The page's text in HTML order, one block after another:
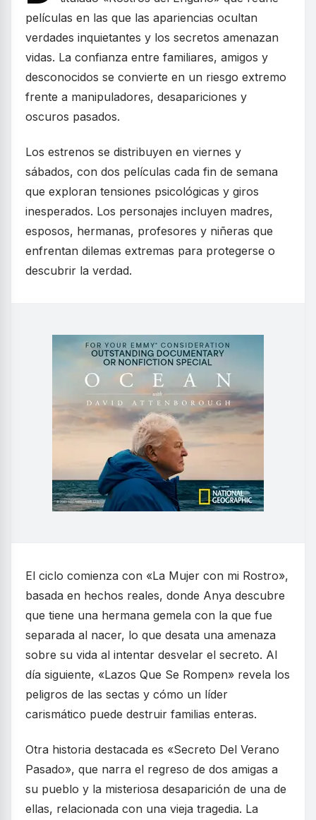
películas en las que las apariencias ocultan
verdades inquietantes y los secretos amenazan
vidas. La confianza entre familiares, amigos y
desconocidos se convierte en un riesgo extremo
frente a manipuladores, desapariciones y
oscuros pasados.
Los estrenos se distribuyen en viernes y
sábados, con dos películas cada fin de semana
que exploran tensiones psicológicas y giros
inesperados. Los personajes incluyen madres,
esposos, hermanas, profesores y niñeras que
enfrentan dilemas extremas para protegerse o
descubrir la verdad.
El ciclo comienza con «La Mujer con mi Rostro»,
basada en hechos reales, donde Anya descubre
que tiene una hermana gemela con la que fue
separada al nacer, lo que desata una amenaza
sobre su vida al intentar desvelar el secreto. Al
día siguiente, «Lazos Que Se Rompen» revela los
peligros de las sectas y cómo un líder
carismático puede destruir familias enteras.
Otra historia destacada es «Secreto Del Verano
Pasado», que narra el regreso de dos amigas a
su pueblo y la misteriosa desaparición de una de
ellas, relacionada con una vieja tragedia. La